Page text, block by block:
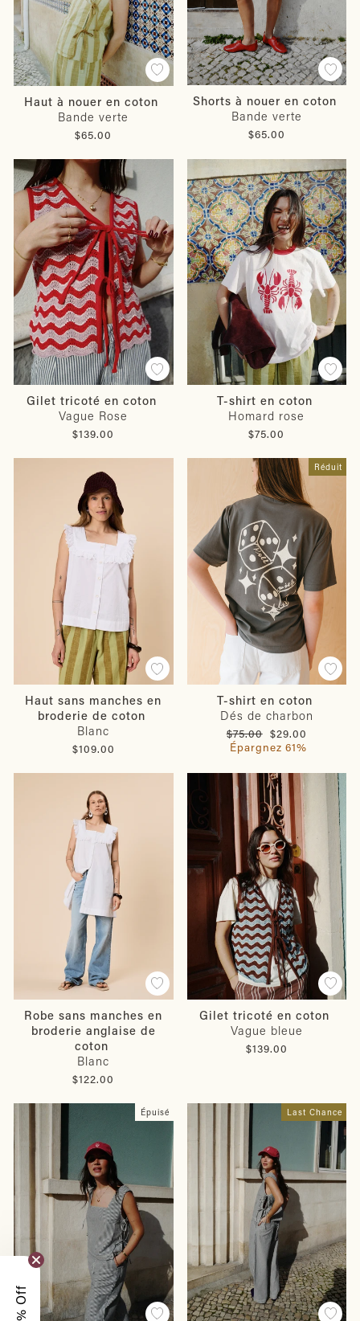
Haut à nouer en coton
Bande verte
$65.00
Shorts à nouer en coton
Bande verte
$65.00
Gilet tricoté en coton
Vague Rose
$139.00
T-shirt en coton
Homard rose
$75.00
Haut sans manches en
broderie de coton
Blanc
$109.00
Réduit
T-shirt en coton
Dés de charbon
Prix
régulier
$75.00 Prix
réduit
$29.00
Épargnez 61%
Robe sans manches en
broderie anglaise de
coton
Blanc
$122.00
Gilet tricoté en coton
Vague bleue
$139.00
Épuisé Last Chance